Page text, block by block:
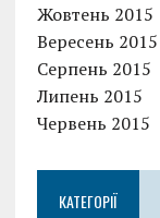
Жовтень 2015
Вересень 2015
Серпень 2015
Липень 2015
Червень 2015
КАТЕГОРІЇ